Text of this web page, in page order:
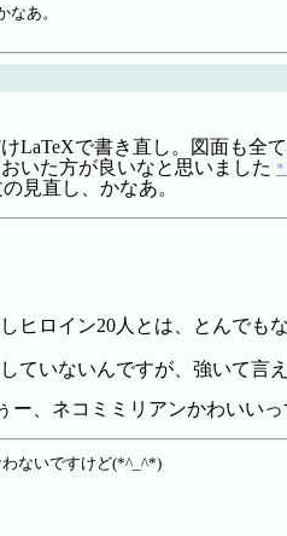
あ。
で書き直し。図面も全
いた方が良いなと思いました
見直し、かなあ。
ヒロイン20人とは、とんでも
いないんですが、強いて言
ー、ネコミミリアンかわいい
ないですけど(*^_^*)